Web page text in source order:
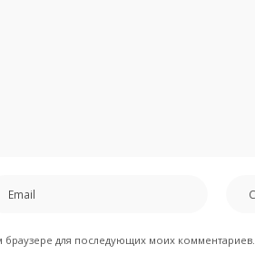
браузере для последующих моих комментариев.